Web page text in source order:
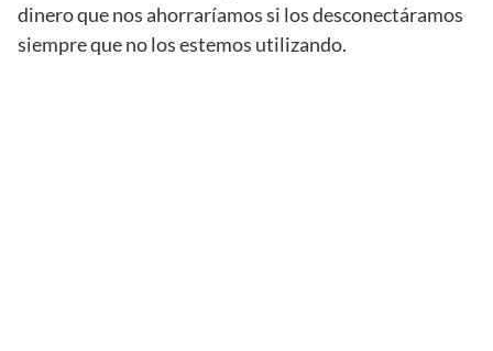
dinero que nos ahorraríamos si los desconectáramos
siempre que no los estemos utilizando.